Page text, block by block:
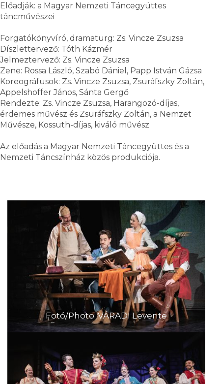
Előadják: a Magyar Nemzeti Táncegyüttes
táncművészei
Forgatókönyvíró, dramaturg: Zs. Vincze Zsuzsa
Díszlettervező: Tóth Kázmér
Jelmeztervező: Zs. Vincze Zsuzsa
Zene: Rossa László, Szabó Dániel, Papp István Gázsa
Koreográfusok: Zs. Vincze Zsuzsa, Zsuráfszky Zoltán,
Appelshoffer János, Sánta Gergő
Rendezte: Zs. Vincze Zsuzsa, Harangozó-díjas,
érdemes művész és Zsuráfszky Zoltán, a Nemzet
Művésze, Kossuth-díjas, kiváló művész
Az előadás a Magyar Nemzeti Táncegyüttes és a
Nemzeti Táncszínház közös produkciója.
Fotó/Photo: VÁRADI Levente